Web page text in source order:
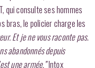
qui consulte ses hommes
bras, le policier charge les
Et je ne vous raconte pas.
abandonnés depuis
une armée.”Intox